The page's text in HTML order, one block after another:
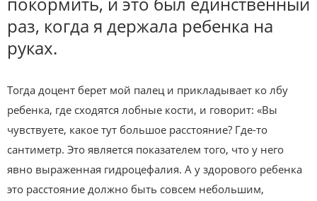
раз, когда я держала ребенка на
руках.
Тогда доцент берет мой палец и прикладывает ко лбу
ребенка, где сходятся лобные кости, и говорит: «Вы
чувствуете, какое тут большое расстояние? Где-то
сантиметр. Это является показателем того, что у него
явно выраженная гидроцефалия. А у здорового ребенка
это расстояние должно быть совсем небольшим,